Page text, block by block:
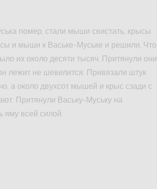
помер, стали мыши свистать, крысы
и мыши к Ваське-Муське и решили, Что
их около десяти тысяч. Притянули они
лежит не шевелится. Привязали штук
а около двухсот мышей и крыс сзади с
Притянули Ваську-Муську на
яму всей силой.